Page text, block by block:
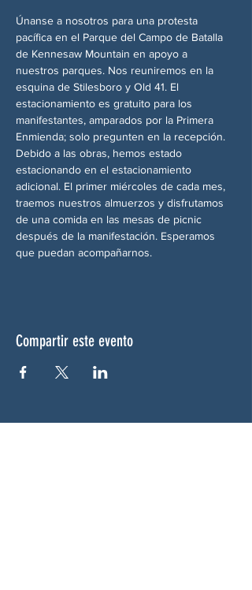
Únanse a nosotros para una protesta
pacífica en el Parque del Campo de Batalla
de Kennesaw Mountain en apoyo a
nuestros parques. Nos reuniremos en la
esquina de Stilesboro y Old 41. El
estacionamiento es gratuito para los
manifestantes, amparados por la Primera
Enmienda; solo pregunten en la recepción.
Debido a las obras, hemos estado
estacionando en el estacionamiento
adicional. El primer miércoles de cada mes,
traemos nuestros almuerzos y disfrutamos
de una comida en las mesas de picnic
después de la manifestación. Esperamos
que puedan acompañarnos.
Compartir este evento